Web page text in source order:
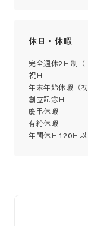
休日・休暇
完全週休2日制（
祝日
年末年始休暇（
創立記念日
慶弔休暇
有給休暇
年間休日120日以